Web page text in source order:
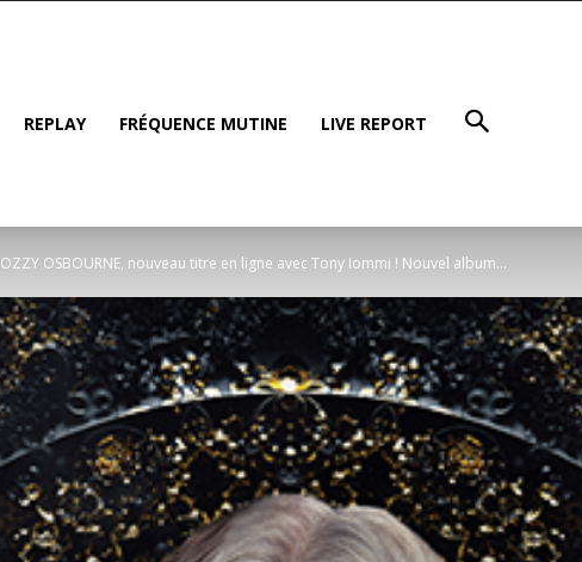
REPLAY FRÉQUENCE MUTINE LIVE REPORT
OZZY OSBOURNE, nouveau titre en ligne avec Tony Iommi ! Nouvel album...